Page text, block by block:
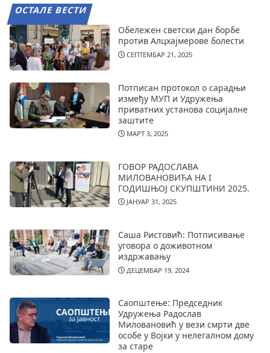
ОСТАЛЕ ВЕСТИ
Обележен светски дан борбе
против Алцхајмерове болести
СЕПТЕМБАР 21, 2025
Потписан протокол о сарадњи
између МУП и Удружења
приватних установа социјалне
заштите
МАРТ 3, 2025
ГОВОР РАДОСЛАВА
МИЛОВАНОВИЋА НА I
ГОДИШЊОЈ СКУПШТИНИ 2025.
ЈАНУАР 31, 2025
Саша Ристовић: Потписивање
уговора о доживотном
издржавању
ДЕЦЕМБАР 19, 2024
Саопштење: Председник
Удружења Радослав
Миловановић у вези смрти две
особе у Војки у нелегалном дому
за старе